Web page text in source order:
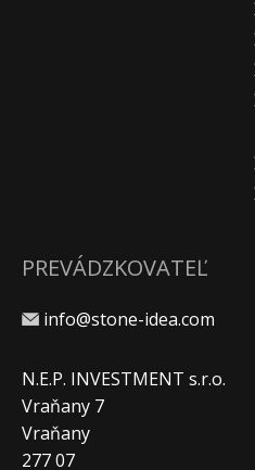
PREVÁDZKOVATEĽ
info@stone-idea.com
N.E.P. INVESTMENT s.r.o.
Vraňany 7
Vraňany
277 07